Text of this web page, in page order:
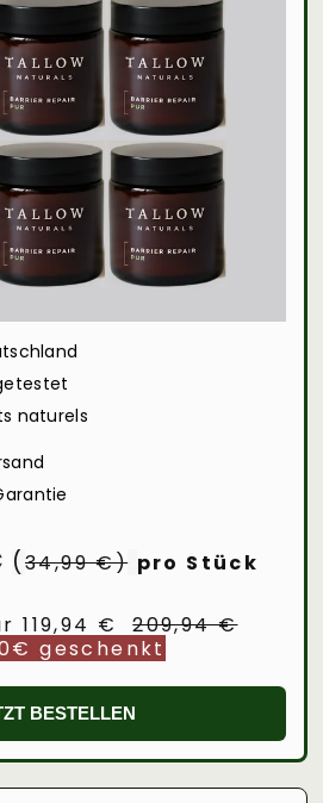
naturels
(34,99 €) pro Stück
119,94 €209,94 €
geschenkt
BESTELLEN